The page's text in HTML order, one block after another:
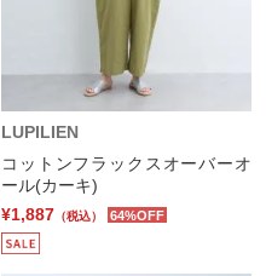
LUPILIEN
コットンフラックスオーバーオ
ール(カーキ)
¥1,887 （税込） 64%OFF